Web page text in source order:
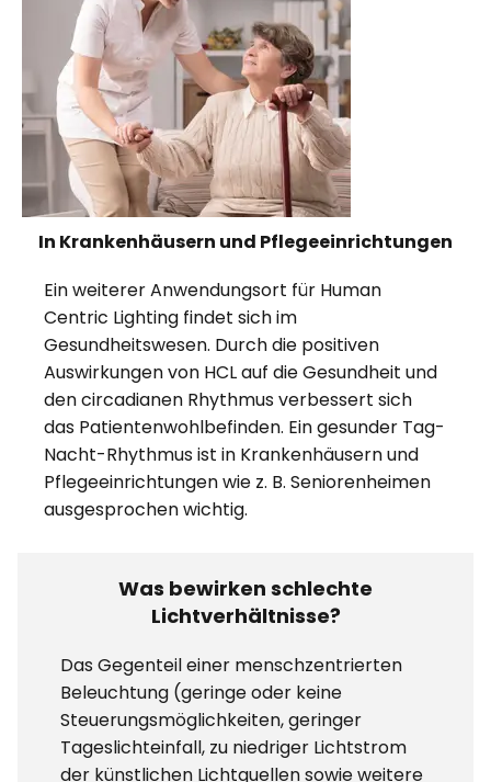
In Krankenhäusern und Pflegeeinrichtungen
Ein weiterer Anwendungsort für Human
Centric Lighting findet sich im
Gesundheitswesen. Durch die positiven
Auswirkungen von HCL auf die Gesundheit und
den circadianen Rhythmus verbessert sich
das Patientenwohlbefinden. Ein gesunder Tag-
Nacht-Rhythmus ist in Krankenhäusern und
Pflegeeinrichtungen wie z. B. Seniorenheimen
ausgesprochen wichtig.
Was bewirken schlechte
Lichtverhältnisse?
Das Gegenteil einer menschzentrierten
Beleuchtung (geringe oder keine
Steuerungsmöglichkeiten, geringer
Tageslichteinfall, zu niedriger Lichtstrom
der künstlichen Lichtquellen sowie weitere